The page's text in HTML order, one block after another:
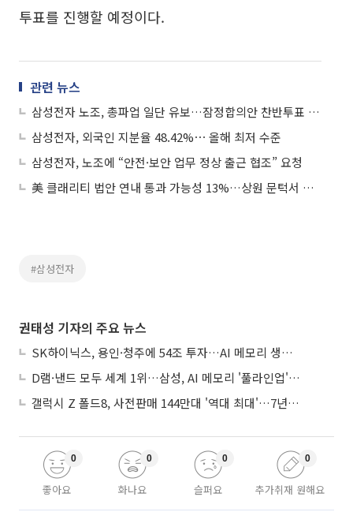
투표를 진행할 예정이다.
관련 뉴스
삼성전자 노조, 총파업 일단 유보…잠정합의안 찬반투표 돌입
삼성전자, 외국인 지분율 48.42%⋯ 올해 최저 수준
삼성전자, 노조에 “안전·보안 업무 정상 출근 협조” 요청
美 클래리티 법안 연내 통과 가능성 13%…상원 문턱서 제동
#삼성전자
권태성 기자의 주요 뉴스
SK하이닉스, 용인·청주에 54조 투자…AI 메모리 생산기지 키운다
D램·낸드 모두 세계 1위…삼성, AI 메모리 '풀라인업'으로 승부
갤럭시 Z 폴드8, 사전판매 144만대 '역대 최대'…7년만에 갤노트10 기록 넘어
좋아요
0
화나요
0
슬퍼요
0
추가취재 원해요
0